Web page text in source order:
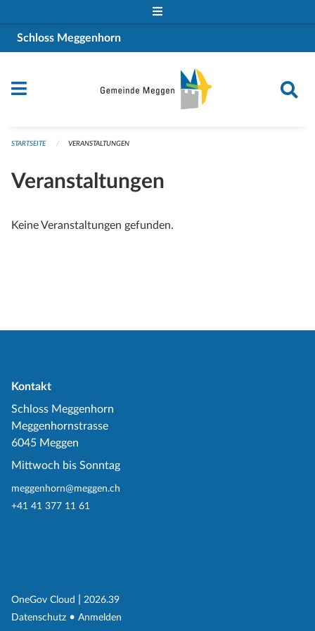
Schloss Meggenhorn
STARTSEITE VERANSTALTUNGEN
Veranstaltungen
Keine Veranstaltungen gefunden.
Kontakt
Schloss Meggenhorn
Meggenhornstrasse
6045 Meggen
Mittwoch bis Sonntag
meggenhorn@meggen.ch
+41 41 377 11 61
OneGov Cloud (External Link)
2026.39
Datenschutz (External Link)
Anmelden